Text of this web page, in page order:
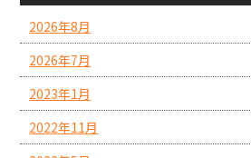
2026年8月
2026年7月
2023年1月
2022年11月